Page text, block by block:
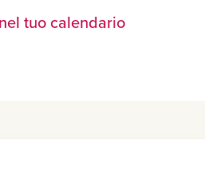
tuo calendario